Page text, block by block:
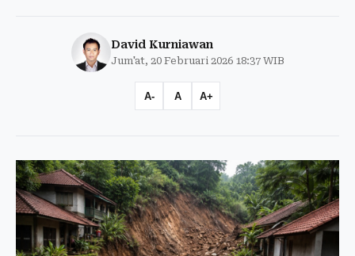
David Kurniawan
Jum'at, 20 Februari 2026 18:37 WIB
A- A A+